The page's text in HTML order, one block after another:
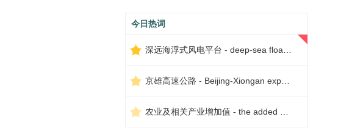
今日热词